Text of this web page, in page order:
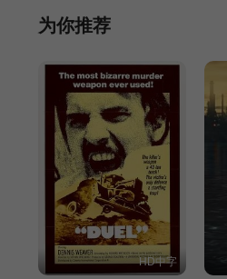
劳前线战士，因看不过同行媚俗
入寺修行，却在一次代人祈福
为你推荐
HD中字